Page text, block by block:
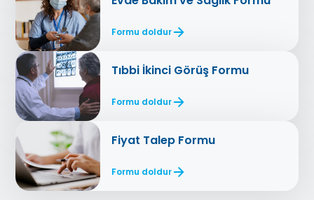
Formu doldur
Tıbbi İkinci Görüş Formu
Formu doldur
Fiyat Talep Formu
Formu doldur